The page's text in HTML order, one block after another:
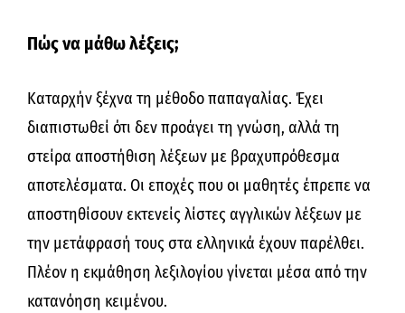
Πώς να μάθω λέξεις;
Καταρχήν ξέχνα τη μέθοδο παπαγαλίας. Έχει
διαπιστωθεί ότι δεν προάγει τη γνώση, αλλά τη
στείρα αποστήθιση λέξεων με βραχυπρόθεσμα
αποτελέσματα. Οι εποχές που οι μαθητές έπρεπε να
αποστηθίσουν εκτενείς λίστες αγγλικών λέξεων με
την μετάφρασή τους στα ελληνικά έχουν παρέλθει.
Πλέον η εκμάθηση λεξιλογίου γίνεται μέσα από την
κατανόηση κειμένου.